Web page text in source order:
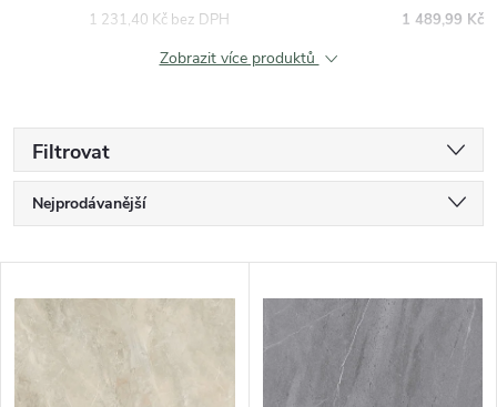
1 489,99 Kč
1 231,40 Kč bez DPH
Zobrazit více produktů
Filtrovat
Řazení produktů
Nejprodávanější
Abecedně